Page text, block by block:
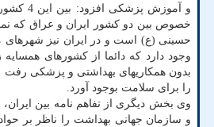
و آموزش
خصوص بین دو کشور ایران و عراق که
حسینی (ع) است و در ایران نیز شهرهای
وجود دارد که دائما از کشورهای همسایه
بدون همکاریهای بهداشتی و پزشکی رفت
را برای سلامت بوجود آورد.
وی بخش دیگری از تفاهم نامه بین ایران،
و سازمان جهانی بهداشت را ناظر بر